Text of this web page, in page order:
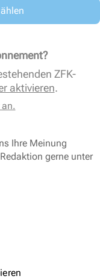
ZFK-
aktivieren.
Ihre Meinung
gerne unter